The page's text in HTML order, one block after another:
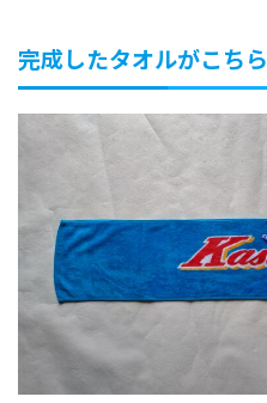
完成したタオルがこちら